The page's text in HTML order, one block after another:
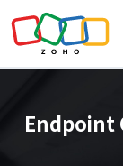
Endpoint